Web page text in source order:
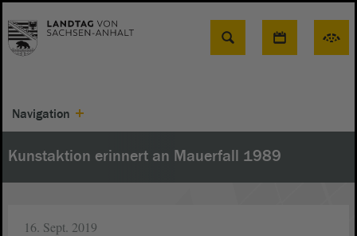
Suche
Navigation
Kunstaktion erinnert an Mauerfall 1989
16. Sept. 2019